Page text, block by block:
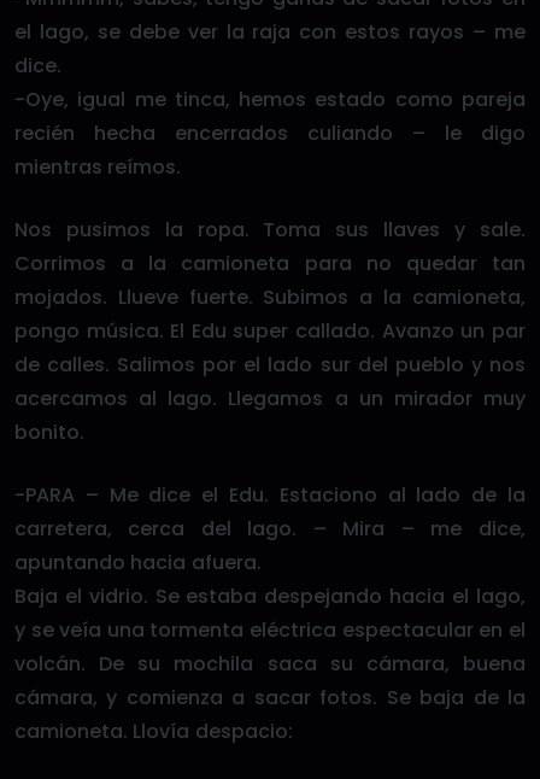
el lago, se debe ver la raja con estos rayos – me
dice.
-Oye, igual me tinca, hemos estado como pareja
recién hecha encerrados culiando – le digo
mientras reímos.
Nos pusimos la ropa. Toma sus llaves y sale.
Corrimos a la camioneta para no quedar tan
mojados. Llueve fuerte. Subimos a la camioneta,
pongo música. El Edu super callado. Avanzo un par
de calles. Salimos por el lado sur del pueblo y nos
acercamos al lago. Llegamos a un mirador muy
bonito.
-PARA – Me dice el Edu. Estaciono al lado de la
carretera, cerca del lago. – Mira – me dice,
apuntando hacia afuera.
Baja el vidrio. Se estaba despejando hacia el lago,
y se veía una tormenta eléctrica espectacular en el
volcán. De su mochila saca su cámara, buena
cámara, y comienza a sacar fotos. Se baja de la
camioneta. Llovía despacio: